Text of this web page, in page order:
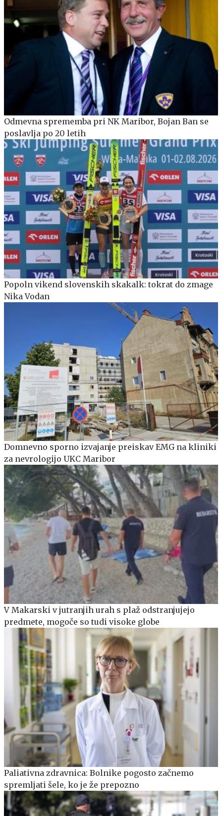
Odmevna sprememba pri NK Maribor, Bojan Ban se
poslavlja po 20 letih
Popoln vikend slovenskih skakalk: tokrat do zmage
Nika Vodan
Domnevno sporno izvajanje preiskav EMG na kliniki
za nevrologijo UKC Maribor
V Makarski v jutranjih urah s plaž odstranjujejo
predmete, mogoče so tudi visoke globe
Paliativna zdravnica: Bolnike pogosto začnemo
spremljati šele, ko je že prepozno